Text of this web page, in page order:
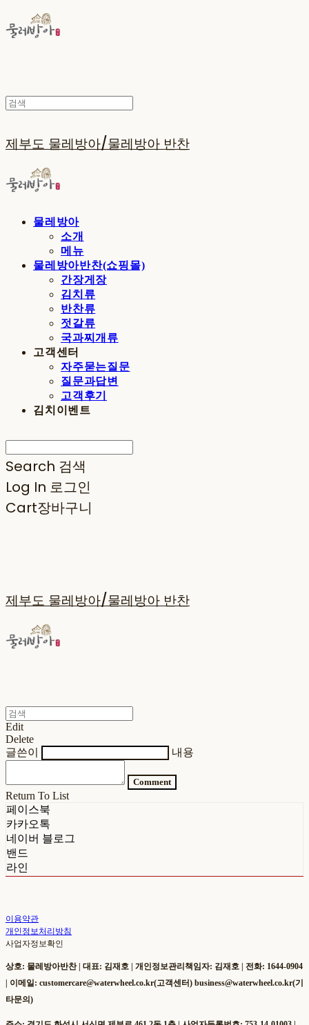
제부도 물레방아/물레방아 반찬
물레방아
소개
메뉴
물레방아반찬(쇼핑몰)
간장게장
김치류
반찬류
젓갈류
국과찌개류
고객센터
자주묻는질문
질문과답변
고객후기
김치이벤트
Search 검색
Log In 로그인
Cart장바구니
제부도 물레방아/물레방아 반찬
Edit
Delete
글쓴이
내용
Comment
Return To List
페이스북
카카오톡
네이버 블로그
밴드
라인
이용약관
개인정보처리방침
사업자정보확인
상호: 물레방아반찬 | 대표: 김재호 | 개인정보관리책임자: 김재호 | 전화: 1644-0904
| 이메일: customercare@waterwheel.co.kr(고객센터) business@waterwheel.co.kr(기
타문의)